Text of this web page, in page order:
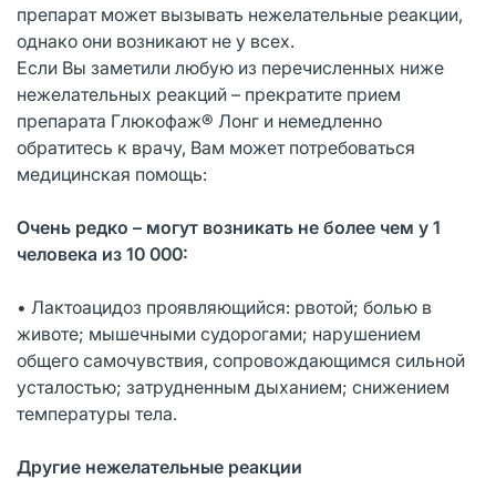
препарат может вызывать нежелательные реакции,
однако они возникают не у всех.
Если Вы заметили любую из перечисленных ниже
нежелательных реакций – прекратите прием
препарата Глюкофаж® Лонг и немедленно
обратитесь к врачу, Вам может потребоваться
медицинская помощь:
Очень редко – могут возникать не более чем у 1
человека из 10 000:
• Лактоацидоз проявляющийся: рвотой; болью в
животе; мышечными судорогами; нарушением
общего самочувствия, сопровождающимся сильной
усталостью; затрудненным дыханием; снижением
температуры тела.
Другие нежелательные реакции